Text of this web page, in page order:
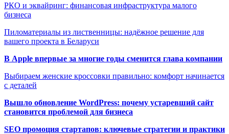
РКО и эквайринг: финансовая инфраструктура малого
бизнеса
Пиломатериалы из лиственницы: надёжное решение для
вашего проекта в Беларуси
В Apple впервые за многие годы сменится глава компании
Выбираем женские кроссовки правильно: комфорт начинается
с деталей
Вышло обновление WordPress: почему устаревший сайт
становится проблемой для бизнеса
SEO промоция стартапов: ключевые стратегии и практики